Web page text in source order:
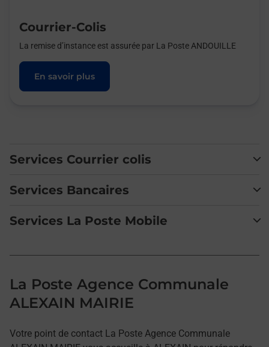
Courrier-Colis
La remise d’instance est assurée par La Poste ANDOUILLE
En savoir plus
Services Courrier colis
Services Bancaires
Services La Poste Mobile
La Poste Agence Communale
ALEXAIN MAIRIE
Votre point de contact La Poste Agence Communale